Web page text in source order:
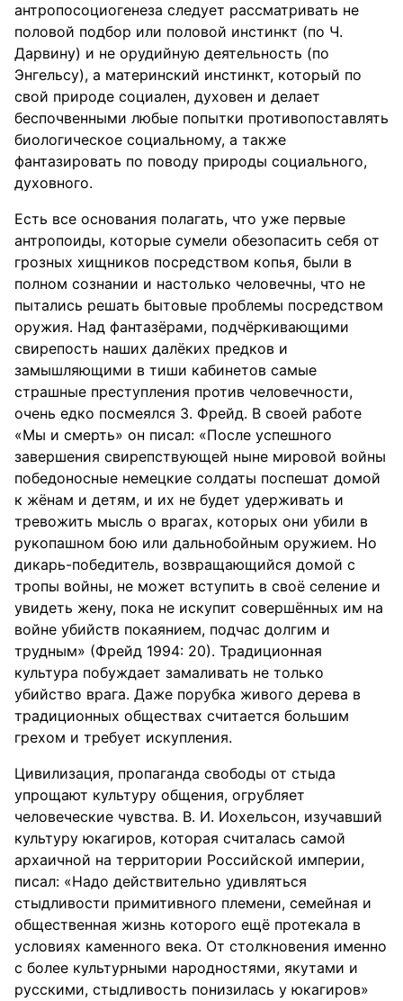
антропосоциогенеза следует рассматривать не
половой подбор или половой инстинкт (по Ч.
Дарвину) и не орудийную деятельность (по
Энгельсу), а материнский инстинкт, который по
свой природе социален, духовен и делает
беспочвенными любые попытки противопоставлять
биологическое социальному, а также
фантазировать по поводу природы социального,
духовного.
Есть все основания полагать, что уже первые
антропоиды, которые сумели обезопасить себя от
грозных хищников посредством копья, были в
полном сознании и настолько человечны, что не
пытались решать бытовые проблемы посредством
оружия. Над фантазёрами, подчёркивающими
свирепость наших далёких предков и
замышляющими в тиши кабинетов самые
страшные преступления против человечности,
очень едко посмеялся З. Фрейд. В своей работе
«Мы и смерть» он писал: «После успешного
завершения свирепствующей ныне мировой войны
победоносные немецкие солдаты поспешат домой
к жёнам и детям, и их не будет удерживать и
тревожить мысль о врагах, которых они убили в
рукопашном бою или дальнобойным оружием. Но
дикарь-победитель, возвращающийся домой с
тропы войны, не может вступить в своё селение и
увидеть жену, пока не искупит совершённых им на
войне убийств покаянием, подчас долгим и
трудным» (Фрейд 1994: 20). Традиционная
культура побуждает замаливать не только
убийство врага. Даже порубка живого дерева в
традиционных обществах считается большим
грехом и требует искупления.
Цивилизация, пропаганда свободы от стыда
упрощают культуру общения, огрубляет
человеческие чувства. В. И. Иохельсон, изучавший
культуру юкагиров, которая считалась самой
архаичной на территории Российской империи,
писал: «Надо действительно удивляться
стыдливости примитивного племени, семейная и
общественная жизнь которого ещё протекала в
условиях каменного века. От столкновения именно
с более культурными народностями, якутами и
русскими, стыдливость понизилась у юкагиров»